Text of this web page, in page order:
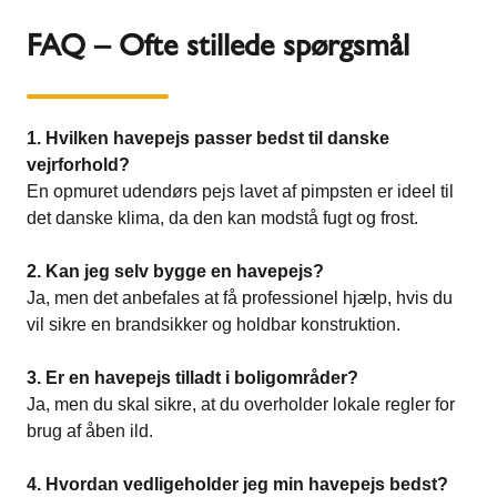
FAQ – Ofte stillede spørgsmål
1. Hvilken havepejs passer bedst til danske
vejrforhold?
En opmuret udendørs pejs lavet af pimpsten er ideel til
det danske klima, da den kan modstå fugt og frost.
2. Kan jeg selv bygge en havepejs?
Ja, men det anbefales at få professionel hjælp, hvis du
vil sikre en brandsikker og holdbar konstruktion.
3. Er en havepejs tilladt i boligområder?
Ja, men du skal sikre, at du overholder lokale regler for
brug af åben ild.
4. Hvordan vedligeholder jeg min havepejs bedst?